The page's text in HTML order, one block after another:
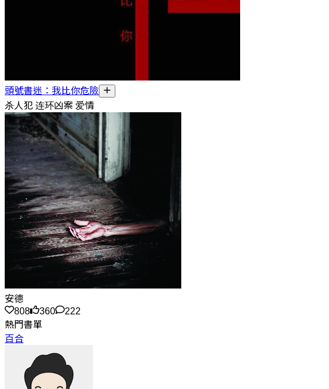
頭號書迷：我比你危險
杀人犯 连环凶案 爱情
安德
808
360
222
熱門書單
百合